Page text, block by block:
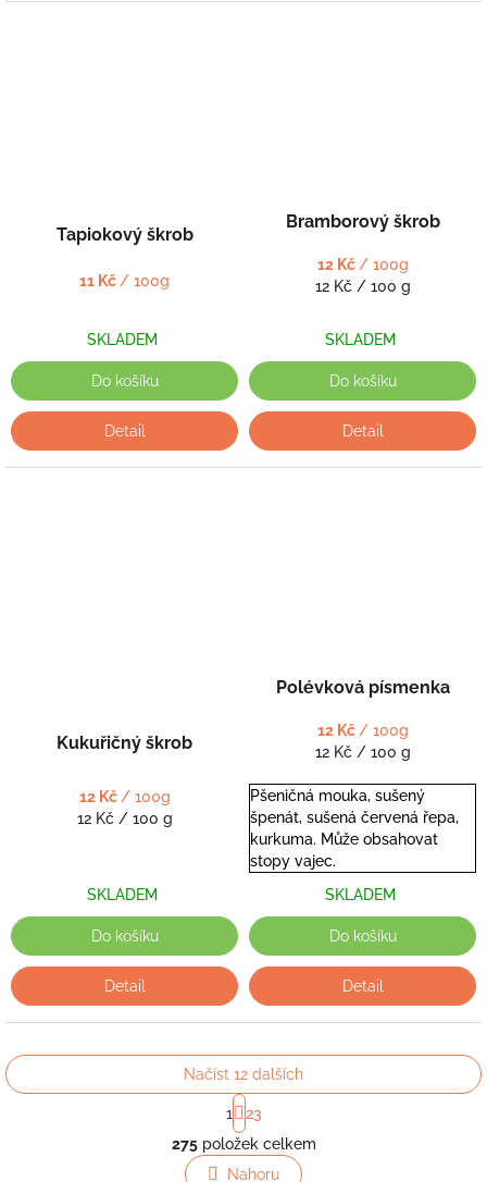
Tapiokový škrob
11 Kč / 100g
SKLADEM
Do košíku
Detail
Bramborový škrob
12 Kč / 100g
Měrná
12 Kč / 100 g
SKLADEM
Do košíku
Detail
Kukuřičný škrob
12 Kč/ 100g
Měrná
12 Kč / 100 g
SKLADEM
Do košíku
Detail
Polévková písmenka
12 Kč / 100g
Měrná
12 Kč / 100 g
Pšeničná mouka, sušený
špenát, sušená červená řepa,
kurkuma. Může obsahovat
stopy vajec.
SKLADEM
Do košíku
Detail
O
v
l
Načíst 12 dalších
S
t
r
á
n
1
23
275položek celkem
Nahoru